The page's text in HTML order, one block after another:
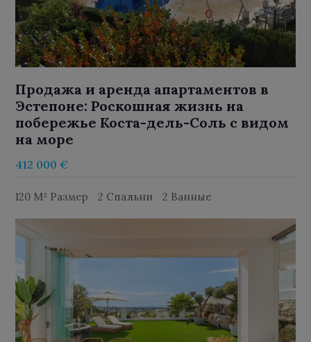
Продажа и аренда апартаментов в
Эстепоне: Роскошная жизнь на
побережье Коста-дель-Соль с видом
на море
412 000 €
120 M² Размер 2 Спальни 2 Ванные